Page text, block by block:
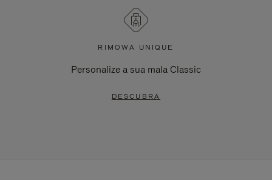
RIMOWA UNIQUE
Personalize a sua mala Classic
DESCUBRA